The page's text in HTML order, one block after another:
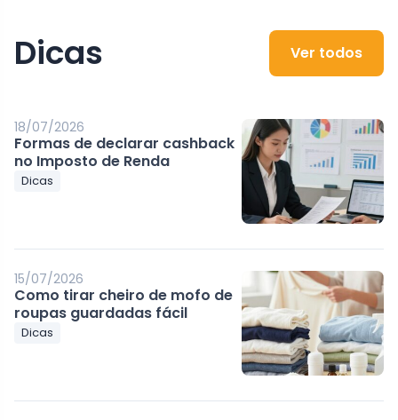
Dicas Ver todos
18/07/2026
Formas de declarar cashback
no Imposto de Renda
Dicas
15/07/2026
Como tirar cheiro de mofo de
roupas guardadas fácil
Dicas